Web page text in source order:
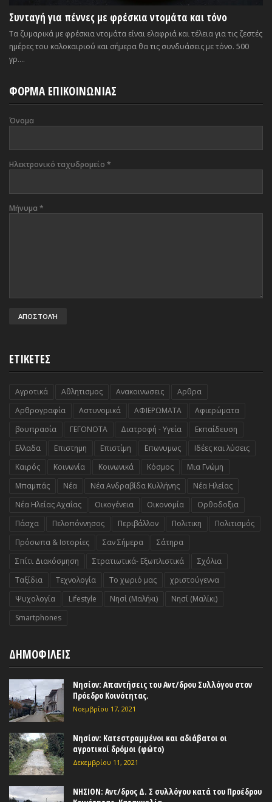
Συνταγή για πέννες με φρέσκια ντομάτα και τόνο
Τα ζυμαρικά με φρέσκια ντομάτα είναι ελαφριά και τέλεια για τις ζεστές
ημέρες του καλοκαιριού και σήμερα θα τις συνδυάσεις με τόνο. 500
γρ....
ΦΟΡΜΑ ΕΠΙΚΟΙΝΩΝΙΑΣ
Όνομα
Ηλεκτρονικό ταχυδρομείο *
Μήνυμα *
ΕΤΙΚΕΤΕΣ
Αγροτικά Αθλητισμος Ανακοινωσεις
Αρθρα
Αρθρογραφία
Αστυνομικά ΑΦΙΕΡΩΜΑΤΑ
Αφιερώματα
βουπρασία
ΓΕΓΟΝΟΤΑ Διατροφή - Υγεία
Εκπαίδευση
Ελλαδα
Επιστημη Επιστίμη Επωνυμως
Ιδέες και λύσεις
Καιρός
Κοινωνία Κοινωνικά Κόσμος
Μια Γνώμη
Μπαμπάς
Νέα Νέα Ανδραβίδα Κυλλήνης
Νέα Ηλείας
Νέα Ηλείας Αχαΐας
Οικογένεια Οικονομία
Ορθοδοξια
Πάσχα
Πελοπόννησος Περιβάλλον Πολιτικη
Πολιτισμός
Πρόσωπα & Ιστορίες
Σαν Σήμερα
Σάτηρα
Σπίτι Διακόσμηση
Στρατιωτικά- Εξωπλιστικά
Σχόλια
Ταξίδια
Τεχνολογία Το χωριό μας
χριστούγεννα
Ψυχολογία
Lifestyle Nησί (Μαλήκι)
Nησί (Μαλίκι)
Smartphones
ΔΗΜΟΦΙΛΕΙΣ
Νησίον: Απαντήσεις του Αντ/δρου Συλλόγου στον
Πρόεδρο Κοινότητας.
Νοεμβρίου 17, 2021
Νησίον: Κατεστραμμένοι και αδιάβατοι οι
αγροτικοί δρόμοι (φώτο)
Δεκεμβρίου 11, 2021
ΝΗΣΙΟΝ: Αντ/δρος Δ. Σ συλλόγου κατά του Προέδρου